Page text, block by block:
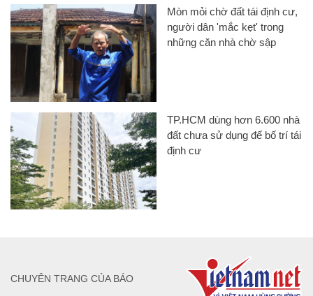
Mòn mỏi chờ đất tái định cư,
người dân 'mắc kẹt' trong
những căn nhà chờ sập
TP.HCM dùng hơn 6.600 nhà
đất chưa sử dụng để bố trí tái
định cư
CHUYÊN TRANG CỦA BÁO